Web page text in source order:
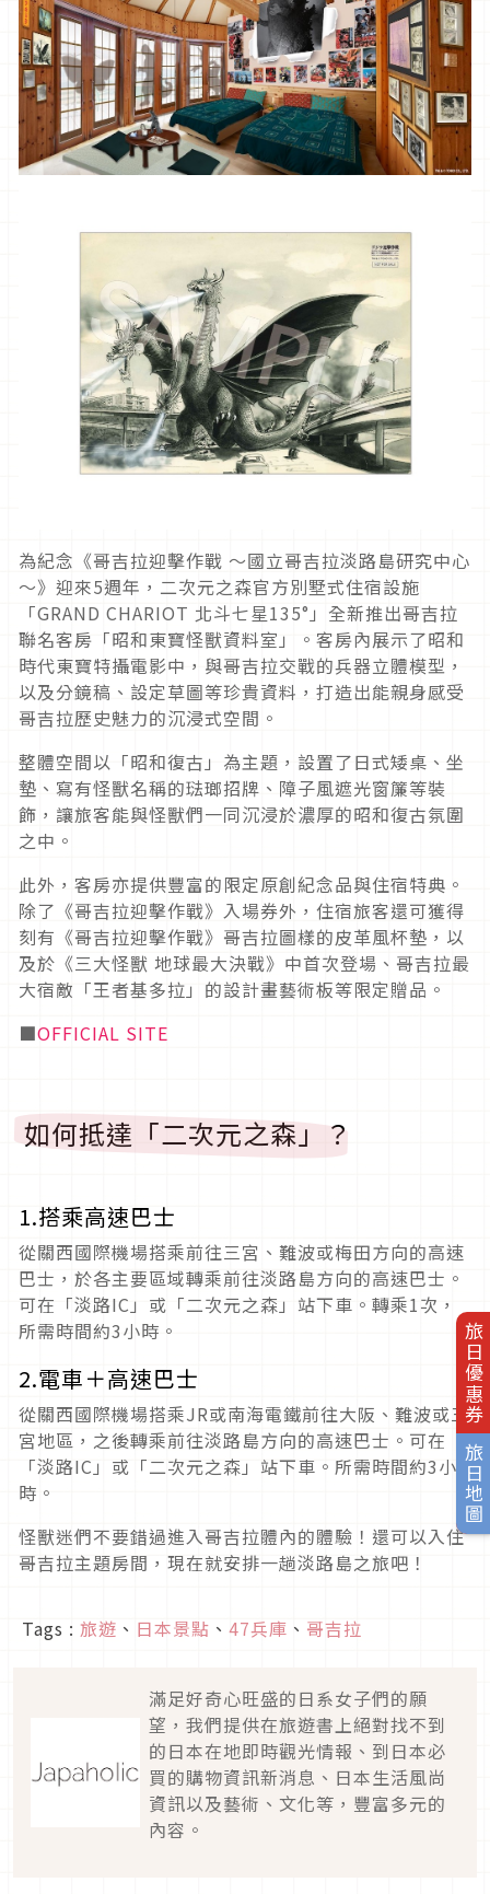
旅日優惠券
旅日地圖
為紀念《哥吉拉迎擊作戰 ～國立哥吉拉淡路島研究中心
～》迎來5週年，二次元之森官方別墅式住宿設施
「GRAND CHARIOT 北斗七星135°」全新推出哥吉拉
聯名客房「昭和東寶怪獸資料室」。客房內展示了昭和
時代東寶特攝電影中，與哥吉拉交戰的兵器立體模型，
以及分鏡稿、設定草圖等珍貴資料，打造出能親身感受
哥吉拉歷史魅力的沉浸式空間。
整體空間以「昭和復古」為主題，設置了日式矮桌、坐
墊、寫有怪獸名稱的琺瑯招牌、障子風遮光窗簾等裝
飾，讓旅客能與怪獸們一同沉浸於濃厚的昭和復古氛圍
之中。
此外，客房亦提供豐富的限定原創紀念品與住宿特典。
除了《哥吉拉迎擊作戰》入場券外，住宿旅客還可獲得
刻有《哥吉拉迎擊作戰》哥吉拉圖樣的皮革風杯墊，以
及於《三大怪獸 地球最大決戰》中首次登場、哥吉拉最
大宿敵「王者基多拉」的設計畫藝術板等限定贈品。
■OFFICIAL SITE
如何抵達「二次元之森」？
1.搭乘高速巴士
從關西國際機場搭乘前往三宮、難波或梅田方向的高速
巴士，於各主要區域轉乘前往淡路島方向的高速巴士。
可在「淡路IC」或「二次元之森」站下車。轉乘1次，
所需時間約3小時。
2.電車＋高速巴士
從關西國際機場搭乘JR或南海電鐵前往大阪、難波或三
宮地區，之後轉乘前往淡路島方向的高速巴士。可在
「淡路IC」或「二次元之森」站下車。所需時間約3小
時。
怪獸迷們不要錯過進入哥吉拉體內的體驗！還可以入住
哥吉拉主題房間，現在就安排一趟淡路島之旅吧！
Tags : 旅遊 、 日本景點 、 47兵庫 、 哥吉拉
滿足好奇心旺盛的日系女子們的願
望，我們提供在旅遊書上絕對找不到
的日本在地即時觀光情報、到日本必
買的購物資訊新消息、日本生活風尚
資訊以及藝術、文化等，豐富多元的
內容。